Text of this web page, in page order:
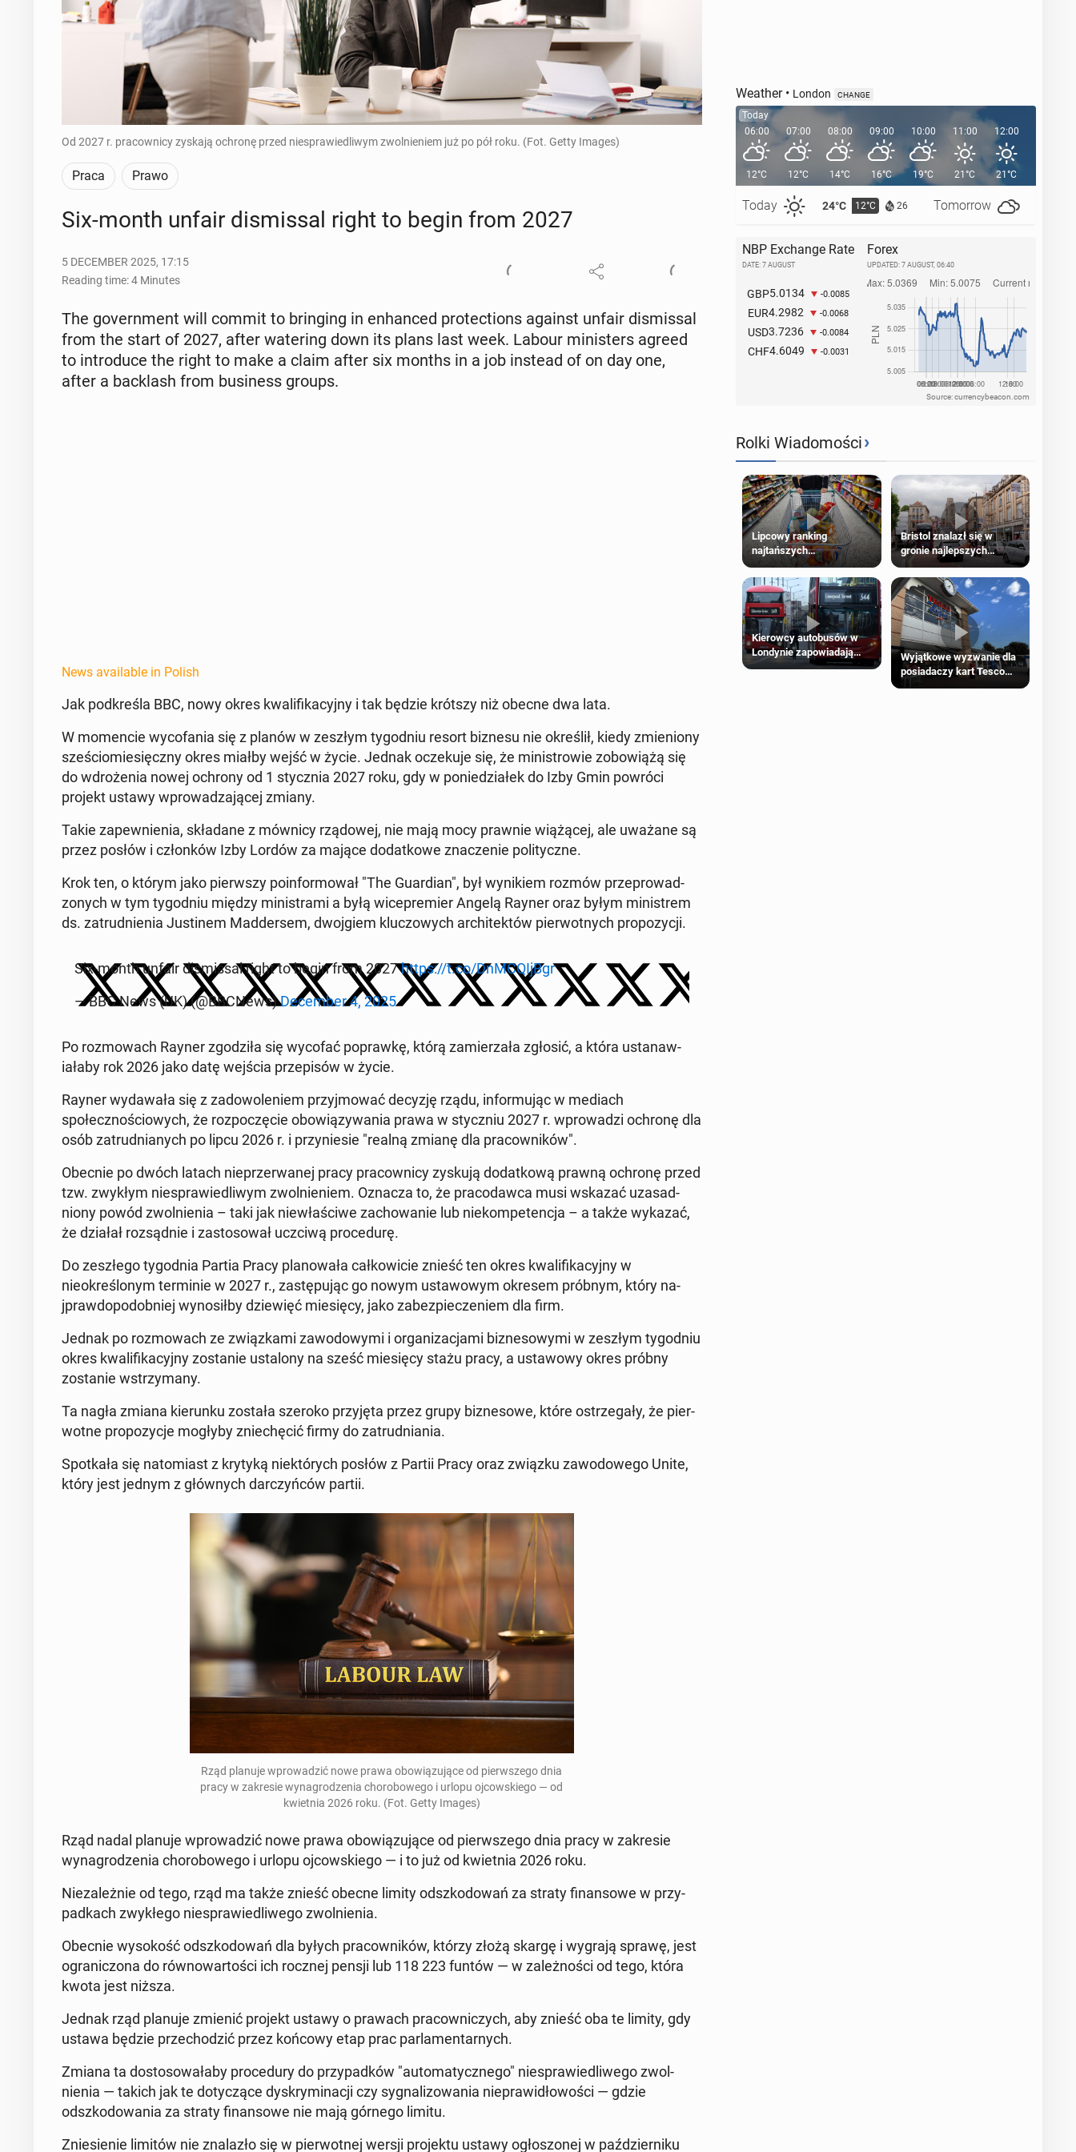
Od 2027 r. pracownicy zyskają ochronę przed niesprawiedliwym zwolnieniem już po pół roku. (Fot. Getty Images)
Praca Prawo
Six-month unfair dis­missal right to begin from 2027
5 DECEMBER 2025, 17:15
Reading time: 4 Minutes
The gov­ern­ment will commit to bring­ing in en­hanced pro­tec­tions against unfair dis­missal
from the start of 2027, after wa­ter­ing down its plans last week. Labour min­is­ters agreed
to in­tro­duce the right to make a claim after six months in a job instead of on day one,
after a back­lash from busi­ness groups.
News available in Polish
Jak pod­kreśla BBC, nowy okres kwal­i­fika­cyjny i tak będzie krótszy niż obecne dwa lata.
W mo­men­cie wyco­fa­nia się z planów w zeszłym ty­god­niu resort biznesu nie określił, kiedy zmieniony
sześ­ciomiesięczny okres miałby wejść w życie. Jednak oczeku­je się, że min­istrowie zobow­iążą się
do wdroże­nia nowej ochrony od 1 sty­cz­nia 2027 roku, gdy w poniedzi­ałek do Izby Gmin powróci
projekt ustawy wprowadza­jącej zmiany.
Takie za­pewnienia, składane z mównicy rzą­dowej, nie mają mocy prawnie wiążącej, ale uważane są
przez posłów i członków Izby Lordów za mające do­datkowe znacze­nie poli­ty­czne.
Krok ten, o którym jako pier­wszy poin­for­mował "The Guardian", był wynikiem rozmów przeprowad­
zonych w tym ty­god­niu między min­is­tra­mi a byłą wi­cepremier Angelą Rayner oraz byłym min­istrem
ds. za­trud­nienia Justinem Mad­der­sem, dwo­jgiem kluc­zowych ar­chitek­tów pier­wot­nych propozy­cji.
Six-month unfair dis­missal right to begin from 2027https://t.co/Dn­M­C­QI­jB­gr
— BBC News (UK) (@BBCNews)De­cem­ber 4, 2025
Po roz­mowach Rayner zgodz­iła się wycofać poprawkę, którą za­mierza­ła zgłosić, a która us­tanaw­
iała­by rok 2026 jako datę wejścia przepisów w życie.
Rayner wydawała się z zad­owole­niem przyj­mować decyzję rządu, in­for­mu­jąc w mediach
społecznoś­ciowych, że rozpoczę­cie obow­iązy­wa­nia prawa w sty­czniu 2027 r. wprowadzi ochronę dla
osób za­trud­ni­anych po lipcu 2026 r. i przyniesie "realną zmianę dla pra­cown­ików".
Obecnie po dwóch latach nieprz­er­wanej pracy pra­cown­i­cy zyskują do­datkową prawną ochronę przed
tzw. zwykłym niespraw­iedli­wym zwol­nie­niem. Oznacza to, że pra­co­daw­ca musi wskazać uza­sad­
niony powód zwol­nienia – taki jak niewłaś­ci­we za­chowanie lub niekom­pe­tenc­ja – a także wykazać,
że działał rozsąd­nie i za­s­tosował uczciwą pro­ce­durę.
Do zeszłego ty­god­nia Partia Pracy planowała całkowicie znieść ten okres kwal­i­fika­cyjny w
nieokreślonym ter­minie w 2027 r., za­stępu­jąc go nowym usta­wowym okresem próbnym, który na­
jpraw­dopodob­niej wynosił­by dziewięć miesię­cy, jako zabez­piecze­niem dla firm.
Jednak po roz­mowach ze związka­mi za­wodowy­mi i or­ga­ni­za­c­ja­mi biz­ne­sowy­mi w zeszłym ty­god­niu
okres kwal­i­fika­cyjny zostanie ustalony na sześć miesię­cy stażu pracy, a usta­wowy okres próbny
zostanie wstrzy­many.
Ta nagła zmiana kierunku została szeroko przyję­ta przez grupy biz­ne­sowe, które os­trze­gały, że pier­
wotne propozy­c­je mogłyby zniechę­cić firmy do za­trud­ni­a­nia.
Spotkała się nato­mi­ast z krytyką niek­tórych posłów z Partii Pracy oraz związku za­wodowego Unite,
który jest jednym z głównych dar­czyńców partii.
Rząd planuje wprowadz­ić nowe prawa obow­iązu­jące od pier­wszego dnia
pracy w za­kre­sie wyna­grodzenia chorobowego i urlopu oj­cowskiego — od
kwiet­nia 2026 roku. (Fot. Getty Images)
Rząd nadal planuje wprowadz­ić nowe prawa obow­iązu­jące od pier­wszego dnia pracy w za­kre­sie
wyna­grodzenia chorobowego i urlopu oj­cowskiego — i to już od kwiet­nia 2026 roku.
Nieza­leżnie od tego, rząd ma także znieść obecne limity odszkodowań za straty fi­nan­sowe w przy­
pad­kach zwykłego niespraw­iedli­wego zwol­nienia.
Obecnie wysokość odszkodowań dla byłych pra­cown­ików, którzy złożą skargę i wygrają sprawę, jest
ogranic­zona do równowartoś­ci ich rocznej pensji lub 118 223 funtów — w za­leżnoś­ci od tego, która
kwota jest niższa.
Jednak rząd planuje zmienić projekt ustawy o prawach pra­cown­iczych, aby znieść oba te limity, gdy
ustawa będzie prze­chodz­ić przez końcowy etap prac par­la­men­tarnych.
Zmiana ta dos­tosowała­by pro­ce­dury do przy­pad­ków "au­tomaty­cznego" niespraw­iedli­wego zwol­
nienia — takich jak te doty­czące dyskrymi­nacji czy syg­nal­i­zowa­nia niepraw­idłowoś­ci — gdzie
odszkodowa­nia za straty fi­nan­sowe nie mają górnego limitu.
Zniesie­nie limitów nie znalazło się w pier­wot­nej wersji pro­jek­tu ustawy ogłos­zonej w październiku
Weather• London CHANGE
Today
06:00
12°C
Today 24°C 12°C 26 Tomorrow
07:00
12°C
08:00
14°C
09:00
16°C
10:00
19°C
11:00
21°C
12:00
21°C
NBP Exchange Rate
DATE: 7 AUGUST
GBP5.0134 -0.0085
EUR4.2982 -0.0068
USD3.7236 -0.0084
CHF4.6049 -0.0031
Forex
UPDATED: 7 AUGUST, 06:40
Source: currencybeacon.com
Rolki Wiadomości›
Lipcowy ranking
najtańszych
supermarketów
Bristol znalazł się w
gronie najlepszych
kierunków podróży na
świecie
Kierowcy autobusów w
Londynie zapowiadają
strajki
Wyjątkowe wyzwanie dla
posiadaczy kart Tesco
Clubcard!